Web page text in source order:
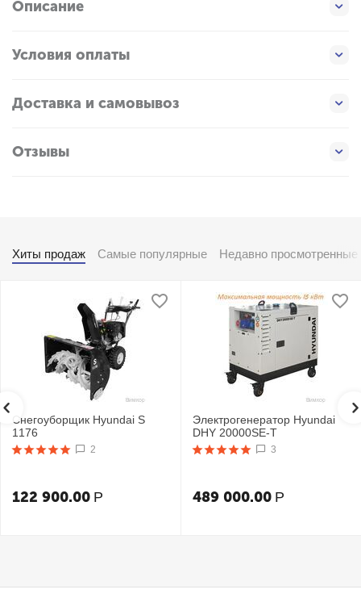
Описание
Условия оплаты
Доставка и самовывоз
Отзывы
Хиты продаж Самые популярные Недавно просмотренные
Снегоуборщик Hyundai S
1176
2
122 900.00 Р
Электрогенератор Hyundai
DHY 20000SE-T
3
489 000.00 Р